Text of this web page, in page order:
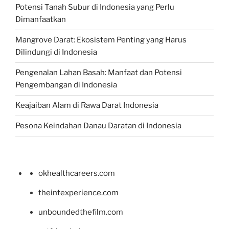
Potensi Tanah Subur di Indonesia yang Perlu
Dimanfaatkan
Mangrove Darat: Ekosistem Penting yang Harus
Dilindungi di Indonesia
Pengenalan Lahan Basah: Manfaat dan Potensi
Pengembangan di Indonesia
Keajaiban Alam di Rawa Darat Indonesia
Pesona Keindahan Danau Daratan di Indonesia
okhealthcareers.com
theintexperience.com
unboundedthefilm.com